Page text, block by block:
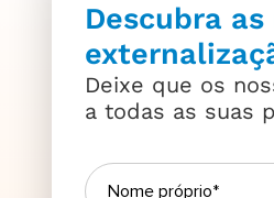
Descubra
Deixe que os
a todas as suas